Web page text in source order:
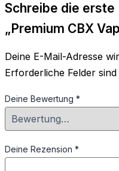
Schreibe die erste
„Premium CBX
Deine E-Mail-Adresse
Erforderliche Felder sind
Deine Bewertung *
Deine Rezension *